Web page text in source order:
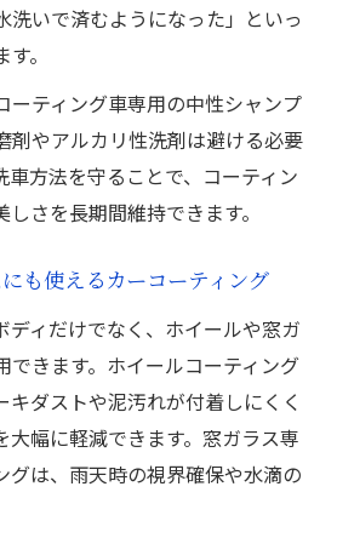
洗いで済むようになった」といっ
。
ーティング車専用の中性シャンプ
剤やアルカリ性洗剤は避ける必要
車方法を守ることで、コーティン
さを長期間維持できます。
も使えるカーコーティング
ディだけでなく、ホイールや窓ガ
できます。ホイールコーティング
キダストや泥汚れが付着しにくく
大幅に軽減できます。窓ガラス専
グは、雨天時の視界確保や水滴の